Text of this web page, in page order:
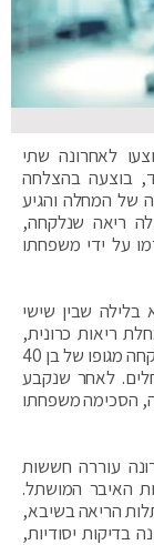
לאחרונה שתי
בוצעה בהצלחה
של המחלה והגיע
ריאה שנלקחה,
על ידי משפחתו
שבין שישי
ריאות כרונית,
שמצבו הידרדר במהירות ובאופן חמור. הריאה נלקחה מגופו של בן 40
לאחר שנקבע
הסכימה משפחתו
עוררה חששות
האיבר המושתל.
הריאה בשיבא,
בדיקות יסודיות,